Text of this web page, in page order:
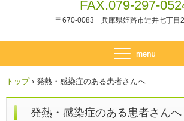
FAX.079-297-
〒670-0083 兵庫県姫路市辻井七丁目
トップ › 発熱・感染症のある患者さんへ
発熱・感染症のある患者さんへ